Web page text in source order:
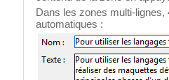
Dans les zones multi-
automatiques :